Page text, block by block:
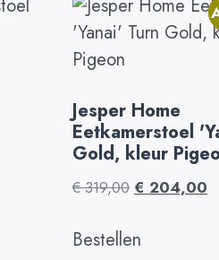
Jesper Home
Eetkamerstoel
Gold, kleur
€319,00 € 204,00
Bestellen